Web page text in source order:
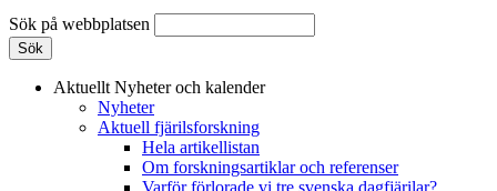
Sök på webbplatsen
Aktuellt Nyheter och kalender
Nyheter
Aktuell fjärilsforskning
Hela artikellistan
Om forskningsartiklar och referenser
Varför förlorade vi tre svenska dagfjärilar?